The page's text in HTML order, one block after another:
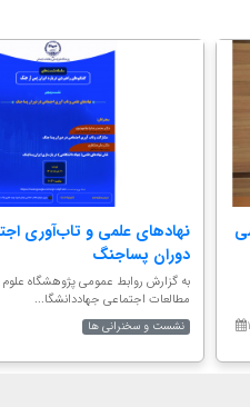
نهادهای علمی و تاب‌آوری
دوران پساجنگ
به گزارش روابط عمومی پژوهشگاه علوم
مطالعات اجتماعی جهاددانشگا...
نشست و سخنرانی ها